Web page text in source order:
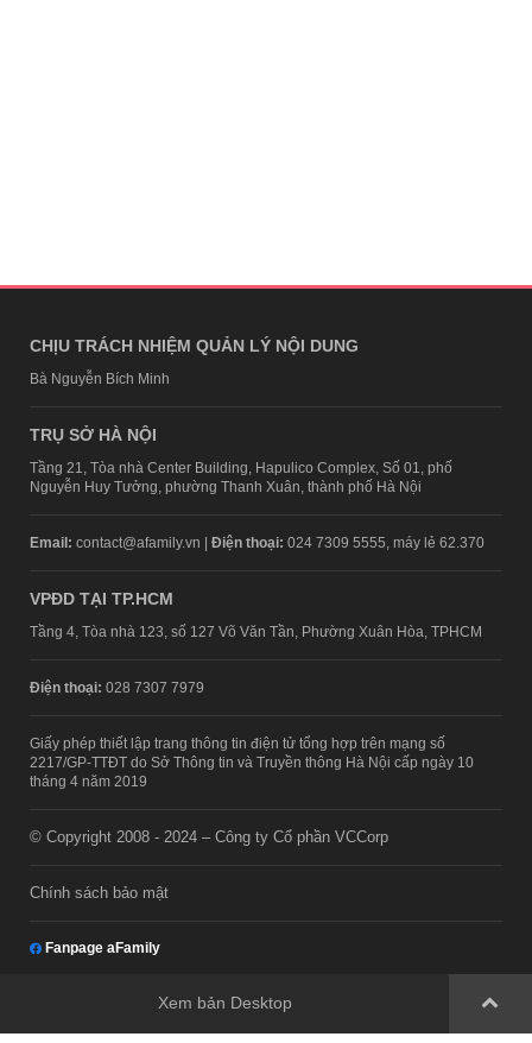
CHỊU TRÁCH NHIỆM QUẢN LÝ NỘI DUNG
Bà Nguyễn Bích Minh
TRỤ SỞ HÀ NỘI
Tầng 21, Tòa nhà Center Building, Hapulico Complex, Số 01, phố
Nguyễn Huy Tưởng, phường Thanh Xuân, thành phố Hà Nội
Email: contact@afamily.vn | Điện thoại: 024 7309 5555, máy lẻ 62.370
VPĐD TẠI TP.HCM
Tầng 4, Tòa nhà 123, số 127 Võ Văn Tần, Phường Xuân Hòa, TPHCM
Điện thoại: 028 7307 7979
Giấy phép thiết lập trang thông tin điện tử tổng hợp trên mạng số
2217/GP-TTĐT do Sở Thông tin và Truyền thông Hà Nội cấp ngày 10
tháng 4 năm 2019
© Copyright 2008 - 2024 – Công ty Cổ phần VCCorp
Chính sách bảo mật
Fanpage aFamily
Xem bản Desktop